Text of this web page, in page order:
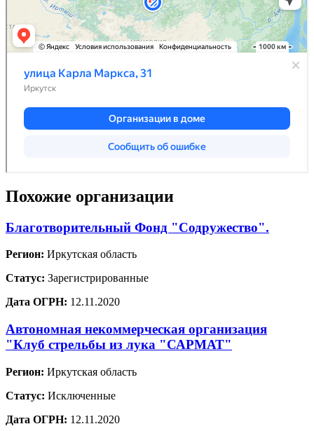
Похожие организации
Благотворительный Фонд "Содружество".
Регион: Иркутская область
Статус: Зарегистрированные
Дата ОГРН: 12.11.2020
Автономная некоммерческая организация
"Клуб стрельбы из лука "САРМАТ"
Регион: Иркутская область
Статус: Исключенные
Дата ОГРН: 12.11.2020